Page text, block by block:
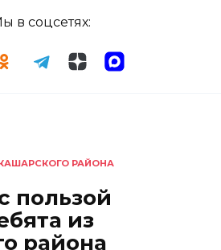
в соцсетях:
РАЙОНА
пользой
из
района